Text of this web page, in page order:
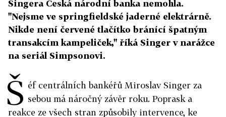
Singera Česká národní banka nemohla.
"Nejsme ve springfieldské jaderné elektrárně.
Nikde není červené tlačítko bránící špatným
transakcím kampeliček," říká Singer v narážce
na seriál Simpsonovi.
Š éf centrálních bankéřů Miroslav Singer za
sebou má náročný závěr roku. Poprask a
reakce ze všech stran způsobily intervence, ke